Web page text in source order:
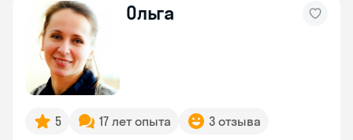
Ольга
5 17 лет опыта 3 отзыва